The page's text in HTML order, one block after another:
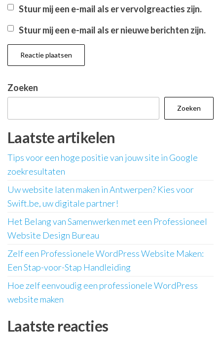
Stuur mij een e-mail als er vervolgreacties zijn.
Stuur mij een e-mail als er nieuwe berichten zijn.
Zoeken
Zoeken
Laatste artikelen
Tips voor een hoge positie van jouw site in Google
zoekresultaten
Uw website laten maken in Antwerpen? Kies voor
Swift.be, uw digitale partner!
Het Belang van Samenwerken met een Professioneel
Website Design Bureau
Zelf een Professionele WordPress Website Maken:
Een Stap-voor-Stap Handleiding
Hoe zelf eenvoudig een professionele WordPress
website maken
Laatste reacties